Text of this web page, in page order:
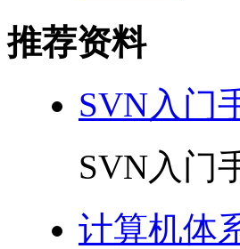
推荐资料
SVN入门
SVN入门
计算机体